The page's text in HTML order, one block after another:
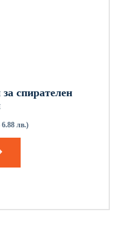
спирателен
6.88 лв.)